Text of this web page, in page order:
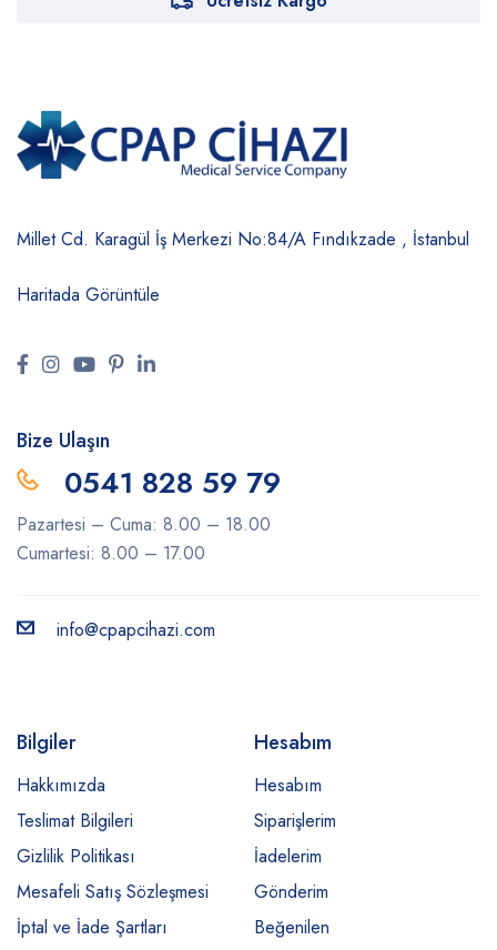
Millet Cd. Karagül İş Merkezi No:84/A Fındıkzade , İstanbul
Haritada Görüntüle
Bize Ulaşın
0541 828 59 79
Pazartesi – Cuma: 8.00 – 18.00
Cumartesi: 8.00 – 17.00
info@cpapcihazi.com
Bilgiler
Hakkımızda
Teslimat Bilgileri
Gizlilik Politikası
Mesafeli Satış Sözleşmesi
İptal ve İade Şartları
Hesabım
Hesabım
Siparişlerim
İadelerim
Gönderim
Beğenilen